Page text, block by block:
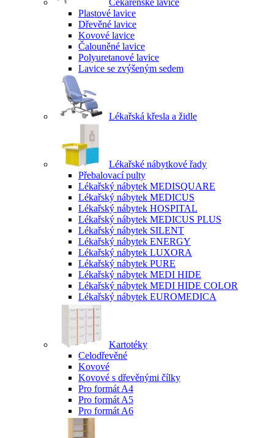
Čekárenské lavice
Plastové lavice
Dřevěné lavice
Kovové lavice
Čalouněné lavice
Polyuretanové lavice
Lavice se zvýšeným sedem
Lékařská křesla a židle
Lékařské nábytkové řady
Přebalovací pulty
Lékařský nábytek MEDISQUARE
Lékařský nábytek MEDICUS
Lékařský nábytek HOSPITAL
Lékařský nábytek MEDICUS PLUS
Lékařský nábytek SILENT
Lékařský nábytek ENERGY
Lékařský nábytek LUXORA
Lékařský nábytek PURE
Lékařský nábytek MEDI HIDE
Lékařský nábytek MEDI HIDE COLOR
Lékařský nábytek EUROMEDICA
Kartotéky
Celodřevěné
Kovové
Kovové s dřevěnými čílky
Pro formát A4
Pro formát A5
Pro formát A6